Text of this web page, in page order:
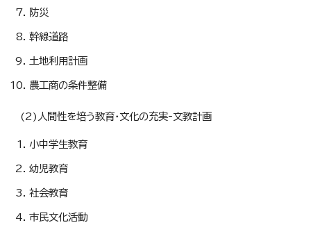
防災
幹線道路
土地利用計画
農工商の条件整備
(2)人間性を培う教育・文化の充実‐文教計画
小中学生教育
幼児教育
社会教育
市民文化活動